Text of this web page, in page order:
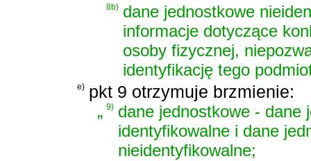
8b) dane jednostkowe
informacje dotyczące
osoby fizycznej,
identyfikację tego
e) pkt 9 otrzymuje brzmienie:
„9) dane jednostkowe - dane
identyfikowalne i dane
nieidentyfikowalne;